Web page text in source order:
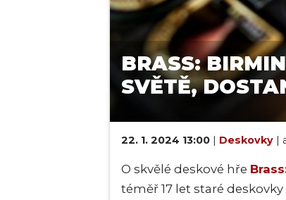
BRASS:
SVĚTĚ,
22. 1. 2024 13:00 | Deskovky |
O skvělé deskové hře
téměř 17 let staré deskovky